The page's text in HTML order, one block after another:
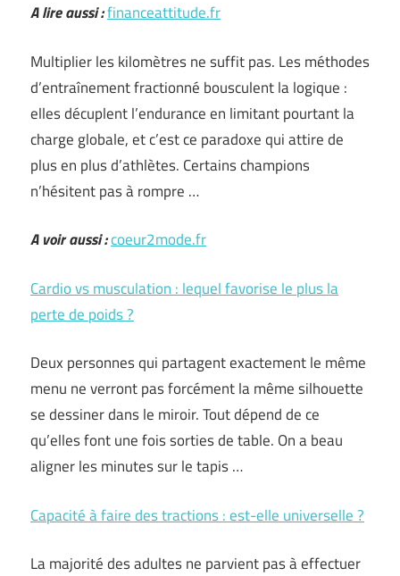
A lire aussi :financeattitude.fr
Multiplier les kilomètres ne suffit pas. Les méthodes
d’entraînement fractionné bousculent la logique :
elles décuplent l’endurance en limitant pourtant la
charge globale, et c’est ce paradoxe qui attire de
plus en plus d’athlètes. Certains champions
n’hésitent pas à rompre …
A voir aussi :coeur2mode.fr
Cardio vs musculation : lequel favorise le plus la
perte de poids ?
Deux personnes qui partagent exactement le même
menu ne verront pas forcément la même silhouette
se dessiner dans le miroir. Tout dépend de ce
qu’elles font une fois sorties de table. On a beau
aligner les minutes sur le tapis …
Capacité à faire des tractions : est-elle universelle ?
La majorité des adultes ne parvient pas à effectuer